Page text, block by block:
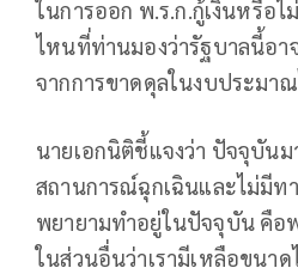
ในการออก พ.ร.ก.กู้เงินหรือ
ไหนที่ท่านมองว่ารัฐบาลนี้อา
จากการขาดดุลในงบประมา
นายเอกนิติชี้แจงว่า ปัจจุบันม
สถานการณ์ฉุกเฉินและไม่มีท
พยายามทำอยู่ในปัจจุบัน คือ
ในส่วนอื่นว่าเรามีเหลือขนา